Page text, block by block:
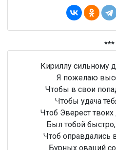
***
Кириллу сильному
Я пожелаю
Чтобы в свои
Чтобы удача
Чтоб Эверест
Был тобой
Чтоб оправдались
Бурных оваций